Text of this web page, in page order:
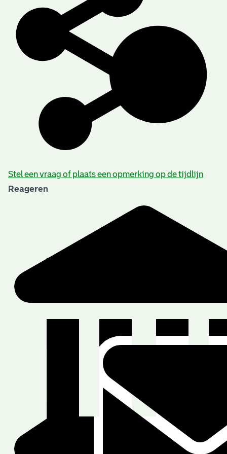
Stel een vraag of plaats een opmerking op de tijdlijn
Reageren